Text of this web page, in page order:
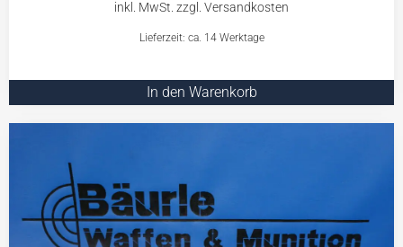
Lieferzeit: ca. 14 Werktage
In den Warenkorb